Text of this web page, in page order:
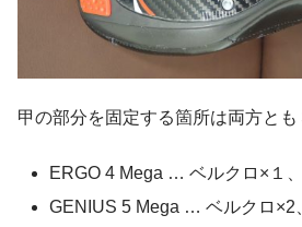
甲の部分を固定する箇所は両方とも
ERGO 4 Mega … ベルクロ×１
GENIUS 5 Mega … ベルクロ×2